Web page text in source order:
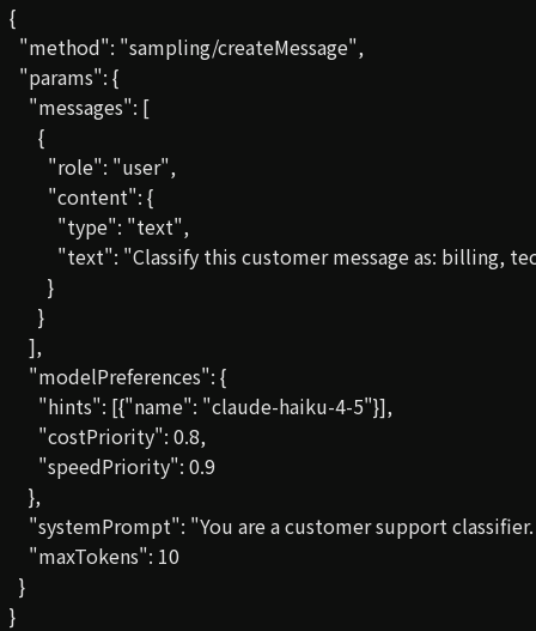
{
  "method": "sampling/createMessage",
  "params": {
    "messages": [
      {
        "role": "user",
        "content": {
          "type": "text",
"text": "Classify this customer message as:
        }
      }
    ],
    "modelPreferences": {
      "hints": [{"name": "claude-haiku-4-5"}],
      "costPriority": 0.8,
      "speedPriority": 0.9
    },
"systemPrompt": "You are a customer support
    "maxTokens": 10
  }
}